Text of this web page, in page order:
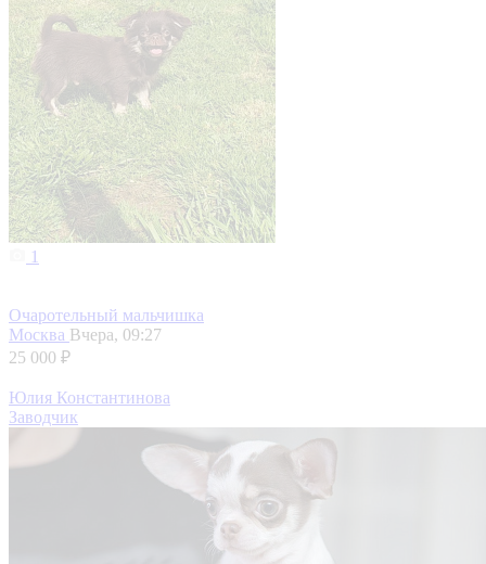
1
Очаротельный мальчишка
Москва Вчера, 09:27
25 000 ₽
Юлия Константинова
Заводчик